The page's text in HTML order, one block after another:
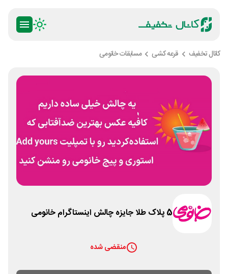
کانال تخفیف قرعه کشی مسابقات خانومی
5 پلاک طلا جایزه چالش اینستاگرام خانومی
منقضی شده